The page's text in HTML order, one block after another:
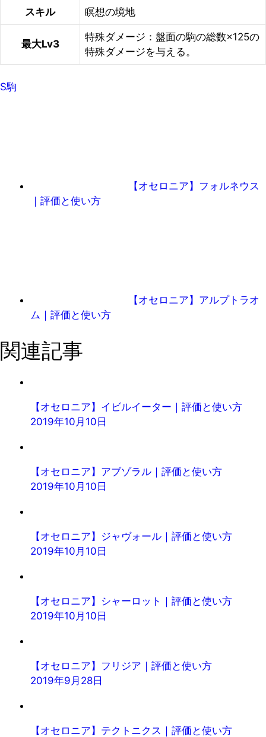
スキル 瞑想の境地
最大Lv3
特殊ダメージ：盤面の駒の総数×125の
特殊ダメージを与える。
S駒
【オセロニア】フォルネウス
｜評価と使い方
【オセロニア】アルプトラオ
ム｜評価と使い方
関連記事
【オセロニア】イビルイーター｜評価と使い方
2019年10月10日
【オセロニア】アブゾラル｜評価と使い方
2019年10月10日
【オセロニア】ジャヴォール｜評価と使い方
2019年10月10日
【オセロニア】シャーロット｜評価と使い方
2019年10月10日
【オセロニア】フリジア｜評価と使い方
2019年9月28日
【オセロニア】テクトニクス｜評価と使い方